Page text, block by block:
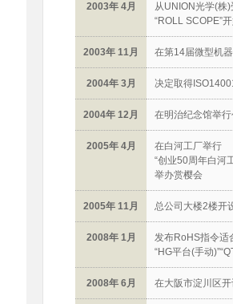
2003年 4月
从UNION光学(株
“ROLL SCOPE”
2003年 11月 在第14届微型机
2004年 3月 决定取得
2004年 12月 在明治纪念馆举
2005年 4月
在白河工厂举行
“创业50周年白河
举办赏樱会
2005年 11月 总公司大楼2楼开
2008年 1月
发布RoHS指令适
“HG平台(手动
2008年 6月 在大阪市淀川区